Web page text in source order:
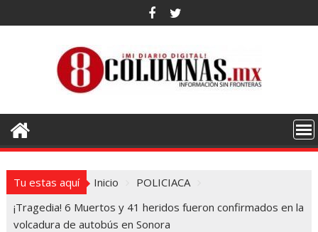
al
Tu estas aquí Inicio
POLICIACA
¡Tragedia! 6 Muertos y 41 heridos fueron confirmados en la
volcadura de autobús en Sonora